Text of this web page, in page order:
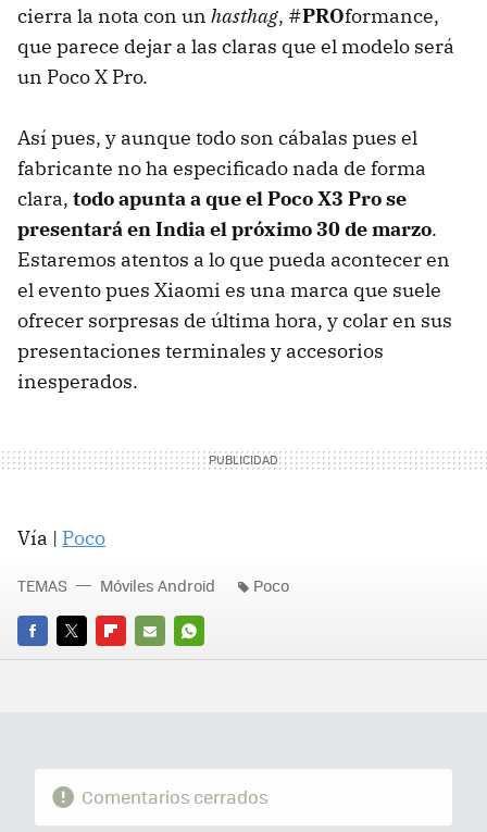
cierra la nota con un hasthag, #PROformance,
que parece dejar a las claras que el modelo será
un Poco X Pro.
Así pues, y aunque todo son cábalas pues el
fabricante no ha especificado nada de forma
clara, todo apunta a que el Poco X3 Pro se
presentará en India el próximo 30 de marzo.
Estaremos atentos a lo que pueda acontecer en
el evento pues Xiaomi es una marca que suele
ofrecer sorpresas de última hora, y colar en sus
presentaciones terminales y accesorios
inesperados.
Vía | Poco
FACEBOOK
TWITTERFLIPBOARD
E-
WHATSAPP
TEMAS Móviles Android Poco
Comentarios cerrados